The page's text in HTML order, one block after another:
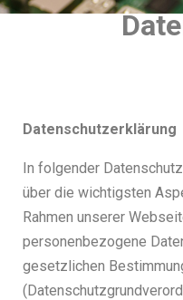
Datenschutzerklärung
In folgender
über die wichtigsten
Rahmen unserer
personenbezogene
gesetzlichen